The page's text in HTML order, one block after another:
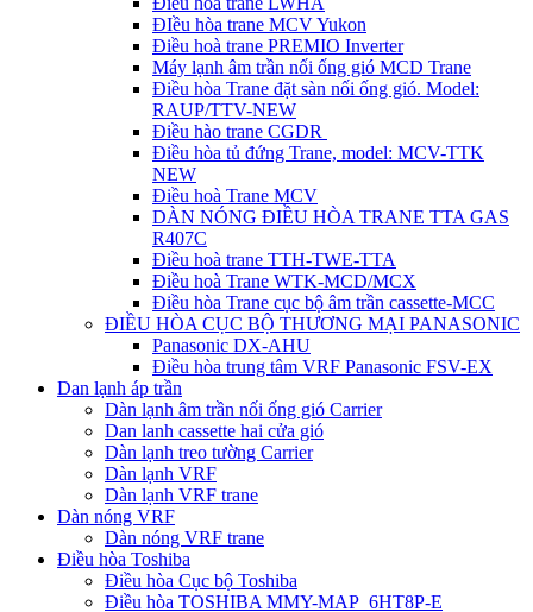
ĐIều hòa trane MCV Yukon
Điều hoà trane PREMIO Inverter
Máy lạnh âm trần nối ống gió MCD Trane
Điều hòa Trane đặt sàn nối ống gió. Model:
RAUP/TTV-NEW
Điều hào trane CGDR
Điều hòa tủ đứng Trane, model: MCV-TTK
NEW
Điều hoà Trane MCV
DÀN NÓNG ĐIỀU HÒA TRANE TTA GAS
R407C
Điều hoà trane TTH-TWE-TTA
Điều hoà Trane WTK-MCD/MCX
Điều hòa Trane cục bộ âm trần cassette-MCC
ĐIỀU HÒA CỤC BỘ THƯƠNG MẠI PANASONIC
Panasonic DX-AHU
Điều hòa trung tâm VRF Panasonic FSV-EX
Dan lạnh áp trần
Dàn lạnh âm trần nối ống gió Carrier
Dan lanh cassette hai cửa gió
Dàn lạnh treo tường Carrier
Dàn lạnh VRF
Dàn lạnh VRF trane
Dàn nóng VRF
Dàn nóng VRF trane
Điều hòa Toshiba
Điều hòa Cục bộ Toshiba
Điều hòa TOSHIBA MMY-MAP_6HT8P-E